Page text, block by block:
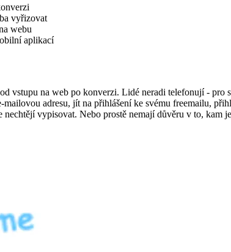
vyřizovat
webu
aplikací
vstupu na web po konverzi. Lidé neradi telefonují - pro
adresu, jít na přihlášení ke svému freemailu,
vypisovat. Nebo prostě nemají důvěru v to, kam